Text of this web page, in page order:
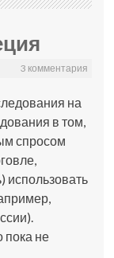
3 комментария
на
в том,
спросом
использовать
пока не